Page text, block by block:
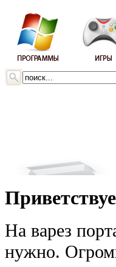
На варез
нужно.